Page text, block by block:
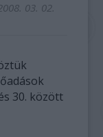
03. 02.
30. között